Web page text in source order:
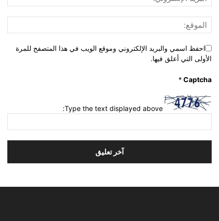
احفظ اسمي والبريد الإلكتروني وموقع الويب في هذا المتصفح للمرة
الأولى التي أعلق فيها.
Captcha
*
Type the text displayed above: